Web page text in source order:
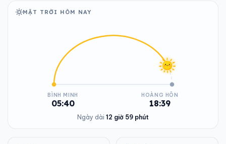
MẶT TRỜI HÔM NAY
BÌNH MINH
05:40
HOÀNG HÔN
18:39
Ngày dài 12 giờ 59 phút